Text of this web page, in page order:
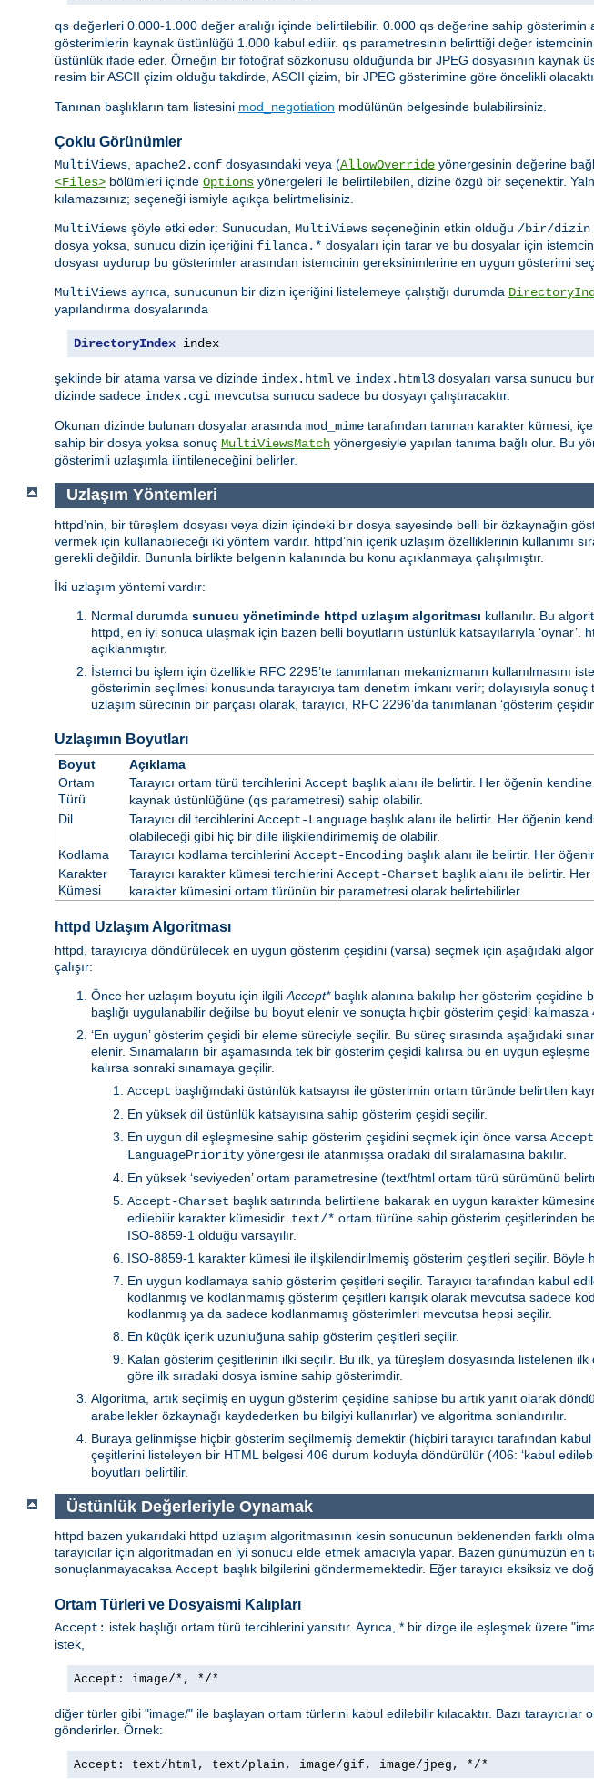
qs değerleri 0.000-1.000 değer aralığı içinde belirtilebilir. 0.000 qs değerine sahip gösterimin
gösterimlerin kaynak üstünlüğü 1.000 kabul edilir. qs parametresinin belirttiği değer
üstünlük ifade eder. Örneğin bir fotoğraf sözkonusu olduğunda bir JPEG dosyasının kaynak
resim bir ASCII çizim olduğu takdirde, ASCII çizim, bir JPEG gösterimine göre öncelikli
Tanınan başlıkların tam listesini mod_negotiation modülünün belgesinde bulabilirsiniz.
Çoklu Görünümler
MultiViews, apache2.conf dosyasındaki veya (AllowOverride yönergesinin değerine
<Files> bölümleri içinde Options yönergeleri ile belirtilebilen, dizine özgü bir seçenektir.
kılamazsınız; seçeneği ismiyle açıkça belirtmelisiniz.
MultiViews şöyle etki eder: Sunucudan, MultiViews seçeneğinin etkin olduğu /bir/dizin
dosya yoksa, sunucu dizin içeriğini filanca.* dosyaları için tarar ve bu dosyalar için
dosyası uydurup bu gösterimler arasından istemcinin gereksinimlerine en uygun gösterimi
MultiViews ayrıca, sunucunun bir dizin içeriğini listelemeye çalıştığı durumda
yapılandırma dosyalarında
DirectoryIndex index
şeklinde bir atama varsa ve dizinde index.html ve index.html3 dosyaları varsa sunucu
dizinde sadece index.cgi mevcutsa sunucu sadece bu dosyayı çalıştıracaktır.
Okunan dizinde bulunan dosyalar arasında mod_mime tarafından tanınan karakter kümesi,
sahip bir dosya yoksa sonuç MultiViewsMatch yönergesiyle yapılan tanıma bağlı olur. Bu
gösterimli uzlaşımla ilintileneceğini belirler.
Uzlaşım Yöntemleri
httpd’nin, bir türeşlem dosyası veya dizin içindeki bir dosya sayesinde belli bir özkaynağın
vermek için kullanabileceği iki yöntem vardır. httpd’nin içerik uzlaşım özelliklerinin kullanımı
gerekli değildir. Bununla birlikte belgenin kalanında bu konu açıklanmaya çalışılmıştır.
İki uzlaşım yöntemi vardır:
Normal durumda sunucu yönetiminde httpd uzlaşım algoritması kullanılır. Bu
httpd, en iyi sonuca ulaşmak için bazen belli boyutların üstünlük katsayılarıyla ‘oynar’.
açıklanmıştır.
İstemci bu işlem için özellikle RFC 2295’te tanımlanan mekanizmanın kullanılmasını
gösterimin seçilmesi konusunda tarayıcıya tam denetim imkanı verir; dolayısıyla sonuç
uzlaşım sürecinin bir parçası olarak, tarayıcı, RFC 2296’da tanımlanan ‘gösterim
Uzlaşımın Boyutları
Boyut
Açıklama
Ortam
Türü
Tarayıcı ortam türü tercihlerini Accept başlık alanı ile belirtir. Her öğenin
kaynak üstünlüğüne (qsparametresi) sahip olabilir.
Dil
Tarayıcı dil tercihlerini Accept-Languagebaşlık alanı ile belirtir. Her öğenin
olabileceği gibi hiç bir dille ilişkilendirimemiş de olabilir.
Kodlama
Tarayıcı kodlama tercihlerini Accept-Encodingbaşlık alanı ile belirtir. Her
Karakter
Kümesi
Tarayıcı karakter kümesi tercihlerini Accept-Charset başlık alanı ile belirtir.
karakter kümesini ortam türünün bir parametresi olarak belirtebilirler.
httpd Uzlaşım Algoritması
httpd, tarayıcıya döndürülecek en uygun gösterim çeşidini (varsa) seçmek için aşağıdaki
çalışır:
Önce her uzlaşım boyutu için ilgili Accept*başlık alanına bakılıp her gösterim çeşidine
başlığı uygulanabilir değilse bu boyut elenir ve sonuçta hiçbir gösterim çeşidi kalmasza
‘En uygun’ gösterim çeşidi bir eleme süreciyle seçilir. Bu süreç sırasında aşağıdaki
elenir. Sınamaların bir aşamasında tek bir gösterim çeşidi kalırsa bu en uygun
kalırsa sonraki sınamaya geçilir.
Accept başlığındaki üstünlük katsayısı ile gösterimin ortam türünde belirtilen
En yüksek dil üstünlük katsayısına sahip gösterim çeşidi seçilir.
En uygun dil eşleşmesine sahip gösterim çeşidini seçmek için önce varsa
LanguagePriority yönergesi ile atanmışsa oradaki dil sıralamasına bakılır.
En yüksek ‘seviyeden’ ortam parametresine (text/html ortam türü sürümünü
Accept-Charset başlık satırında belirtilene bakarak en uygun karakter
edilebilir karakter kümesidir. text/* ortam türüne sahip gösterim çeşitlerinden
ISO-8859-1 olduğu varsayılır.
ISO-8859-1 karakter kümesi ile ilişkilendirilmemiş gösterim çeşitleri seçilir. Böyle
En uygun kodlamaya sahip gösterim çeşitleri seçilir. Tarayıcı tarafından kabul
kodlanmış ve kodlanmamış gösterim çeşitleri karışık olarak mevcutsa sadece
kodlanmış ya da sadece kodlanmamış gösterimleri mevcutsa hepsi seçilir.
En küçük içerik uzunluğuna sahip gösterim çeşitleri seçilir.
Kalan gösterim çeşitlerinin ilki seçilir. Bu ilk, ya türeşlem dosyasında listelenen
göre ilk sıradaki dosya ismine sahip gösterimdir.
Algoritma, artık seçilmiş en uygun gösterim çeşidine sahipse bu artık yanıt olarak
arabellekler özkaynağı kaydederken bu bilgiyi kullanırlar) ve algoritma sonlandırılır.
Buraya gelinmişse hiçbir gösterim seçilmemiş demektir (hiçbiri tarayıcı tarafından
çeşitlerini listeleyen bir HTML belgesi 406 durum koduyla döndürülür (406: ‘kabul
boyutları belirtilir.
Üstünlük Değerleriyle Oynamak
httpd bazen yukarıdaki httpd uzlaşım algoritmasının kesin sonucunun beklenenden farklı
tarayıcılar için algoritmadan en iyi sonucu elde etmek amacıyla yapar. Bazen günümüzün en
sonuçlanmayacaksa Accept başlık bilgilerini göndermemektedir. Eğer tarayıcı eksiksiz ve
Ortam Türleri ve Dosyaismi Kalıpları
Accept: istek başlığı ortam türü tercihlerini yansıtır. Ayrıca, * bir dizge ile eşleşmek üzere
istek,
Accept: image/*, */*
diğer türler gibi "image/" ile başlayan ortam türlerini kabul edilebilir kılacaktır. Bazı
gönderirler. Örnek:
Accept: text/html, text/plain, image/gif, image/jpeg, */*